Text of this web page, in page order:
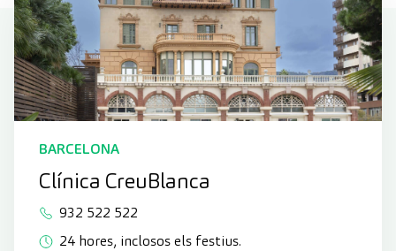
BARCELONA
Clínica CreuBlanca
932 522 522
24 hores, inclosos els festius.